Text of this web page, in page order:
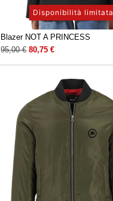
Disponibilità limitata
Blazer NOT A PRINCESS
95,00€ 80,75€